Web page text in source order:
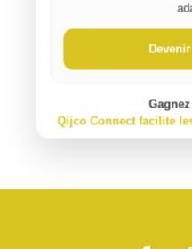
Qijco Connect facilite